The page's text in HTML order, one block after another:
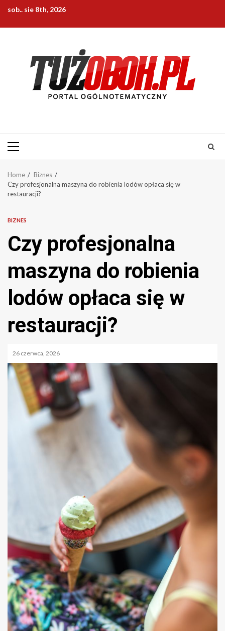
content
sob.. sie 8th, 2026
Primary
Home
Biznes
Czy profesjonalna maszyna do robienia lodów opłaca się w
restauracji?
BIZNES
Czy profesjonalna
maszyna do robienia
lodów opłaca się w
restauracji?
26 czerwca, 2026